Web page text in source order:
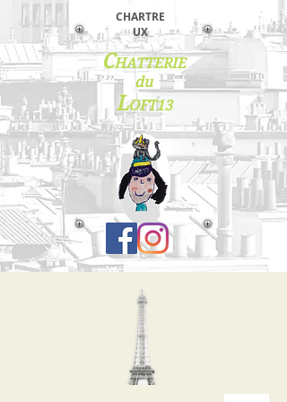
CHARTRE
UX
CHATTERIE
du
LOFT13